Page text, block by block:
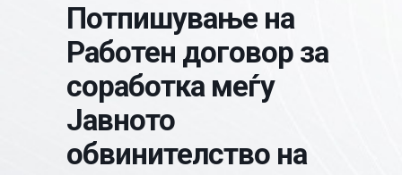
Потпишување на
Работен договор за
соработка меѓу
Јавното
обвинителство на